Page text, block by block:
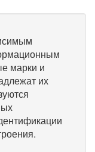
марки и
их